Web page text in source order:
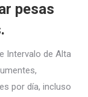
pesas
Intervalo de Alta
por día, incluso